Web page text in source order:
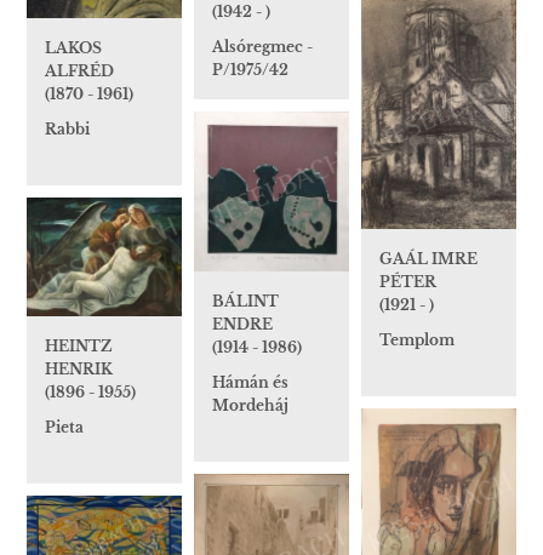
(1942 - )
Alsóregmec -
P/1975/42
LAKOS
ALFRÉD
(1870 - 1961)
Rabbi
GAÁL IMRE
PÉTER
(1921 - )
Templom
BÁLINT
ENDRE
(1914 - 1986)
Hámán és
Mordeháj
HEINTZ
HENRIK
(1896 - 1955)
Pieta